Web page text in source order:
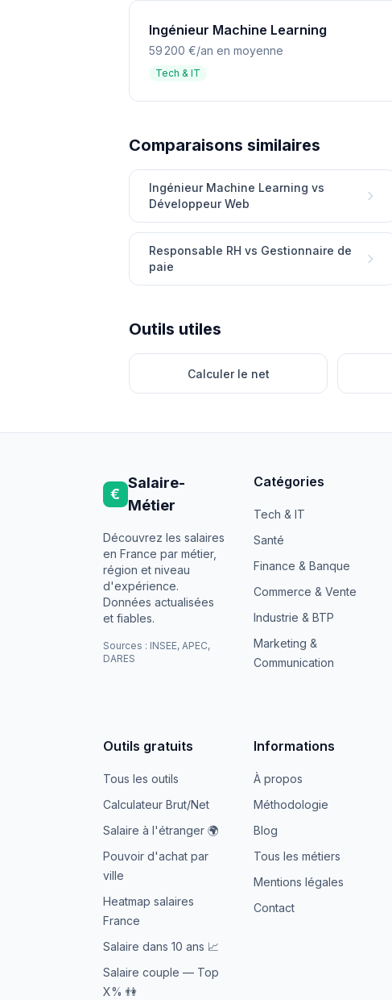
Ingénieur Machine Learning
59 200 €/an en moyenne
Tech & IT
Comparaisons similaires
Ingénieur Machine Learning vs
Développeur Web
Responsable RH vs Gestionnaire de
paie
Outils utiles
Calculer le net
€
Salaire-
Métier
Découvrez les salaires
en France par métier,
région et niveau
d'expérience.
Données actualisées
et fiables.
Sources : INSEE, APEC,
DARES
Catégories
Tech & IT
Santé
Finance & Banque
Commerce & Vente
Industrie & BTP
Marketing &
Communication
Outils gratuits
Tous les outils
Calculateur Brut/Net
Salaire à l'étranger 🌍
Pouvoir d'achat par
ville
Heatmap salaires
France
Salaire dans 10 ans 📈
Salaire couple — Top
X% 👫
Informations
À propos
Méthodologie
Blog
Tous les métiers
Mentions légales
Contact